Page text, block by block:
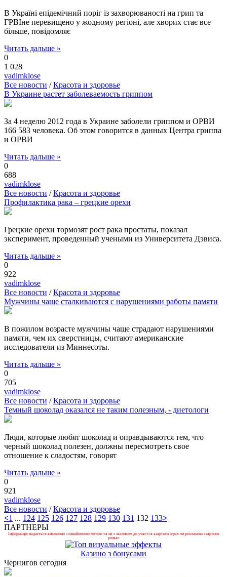
В Україні епідемічний поріг із захворюваності на грип та
ГРВІне перевищено у жодному регіоні, але хворих стає все
більше, повідомляє
Читать дальше »
0
1 028
vadimklose
Все новости /Красота и здоровье
В Украине растет заболеваемость гриппом
За 4 неделю 2012 года в Украине заболели гриппом и ОРВИ
166 583 человека. Об этом говорится в данных Центра гриппа
и ОРВИ
Читать дальше »
0
688
vadimklose
Все новости /Красота и здоровье
Профилактика рака – грецкие орехи
Грецкие орехи тормозят рост рака простаты, показал
эксперимент, проведенный учеными из Университета Дэвиса.
Читать дальше »
0
922
vadimklose
Все новости /Красота и здоровье
Мужчины чаще сталкиваются с нарушениями работы памяти
В пожилом возрасте мужчины чаще страдают нарушениями
памяти, чем их сверстницы, считают американские
исследователи из Миннесоты.
Читать дальше »
0
705
vadimklose
Все новости /Красота и здоровье
Темный шоколад оказался не таким полезным, - диетологи
Люди, которые любят шоколад и оправдываются тем, что
черный шоколад полезен, должны пересмотреть свое
отношение к сладостям, говорят
Читать дальше »
0
921
vadimklose
Все новости /Красота и здоровье
<1 ... 124 125 126 127 128 129 130 131 132 133>
ПАРТНЕРЫ
Інформація надається виключно з ознайомчою метою та не є закликом до участі в азартних іграх чи рекламою азартних
розваг.
Казино з бонусами
Чернигов сегодня